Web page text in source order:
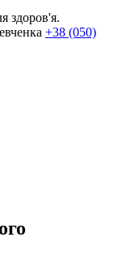
здоров'я.
+38 (050)